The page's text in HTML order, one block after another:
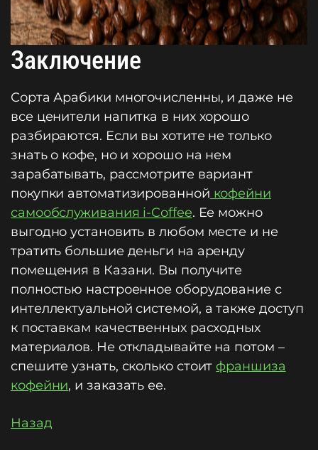
Заключение
Сорта Арабики многочисленны, и даже не
все ценители напитка в них хорошо
разбираются. Если вы хотите не только
знать о кофе, но и хорошо на нем
зарабатывать, рассмотрите вариант
покупки автоматизированной кофейни
самообслуживания i-Coffee. Ее можно
выгодно установить в любом месте и не
тратить большие деньги на аренду
помещения в Казани. Вы получите
полностью настроенное оборудование с
интеллектуальной системой, а также доступ
к поставкам качественных расходных
материалов. Не откладывайте на потом –
спешите узнать, сколько стоит франшиза
кофейни, и заказать ее.
Назад